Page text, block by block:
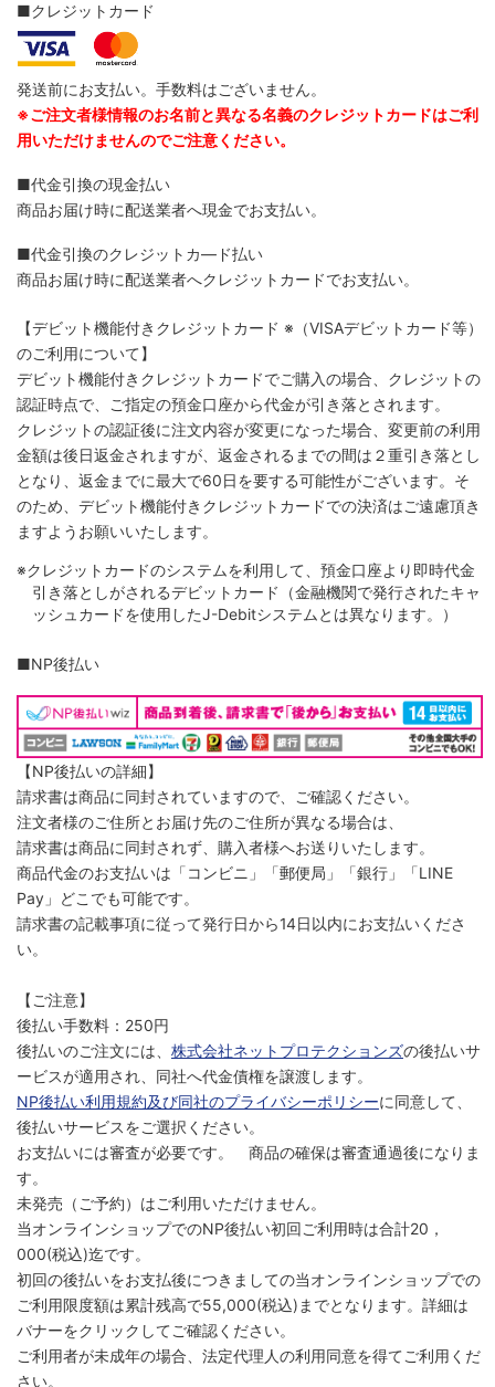
■クレジットカード
発送前にお支払い。手数料はございません。
※ご注文者様情報のお名前と異なる名義のクレジットカードはご利
用いただけませんのでご注意ください。
■代金引換の現金払い
商品お届け時に配送業者へ現金でお支払い。
■代金引換のクレジットカ―ド払い
商品お届け時に配送業者へクレジットカードでお支払い。
【デビット機能付きクレジットカード ※（VISAデビットカード等）
のご利用について】
デビット機能付きクレジットカードでご購入の場合、クレジットの
認証時点で、ご指定の預金口座から代金が引き落とされます。
クレジットの認証後に注文内容が変更になった場合、変更前の利用
金額は後日返金されますが、返金されるまでの間は２重引き落とし
となり、返金までに最大で60日を要する可能性がございます。そ
のため、デビット機能付きクレジットカードでの決済はご遠慮頂き
ますようお願いいたします。
※クレジットカードのシステムを利用して、預金口座より即時代金
引き落としがされるデビットカード（金融機関で発行されたキャ
ッシュカードを使用したJ-Debitシステムとは異なります。）
■NP後払い
【NP後払いの詳細】
請求書は商品に同封されていますので、ご確認ください。
注文者様のご住所とお届け先のご住所が異なる場合は、
請求書は商品に同封されず、購入者様へお送りいたします。
商品代金のお支払いは「コンビニ」「郵便局」「銀行」「LINE
Pay」どこでも可能です。
請求書の記載事項に従って発行日から14日以内にお支払いくださ
い。
【ご注意】
後払い手数料：250円
後払いのご注文には、 株式会社ネットプロテクションズの後払いサ
ービスが適用され、同社へ代金債権を譲渡します。
NP後払い利用規約及び同社のプライバシーポリシーに同意して、
後払いサービスをご選択ください。
お支払いには審査が必要です。 商品の確保は審査通過後になりま
す。
未発売（ご予約）はご利用いただけません。
当オンラインショップでのNP後払い初回ご利用時は合計20，
000(税込)迄です。
初回の後払いをお支払後につきましての当オンラインショップでの
ご利用限度額は累計残高で55,000(税込)までとなります。詳細は
バナーをクリックしてご確認ください。
ご利用者が未成年の場合、法定代理人の利用同意を得てご利用くだ
さい。